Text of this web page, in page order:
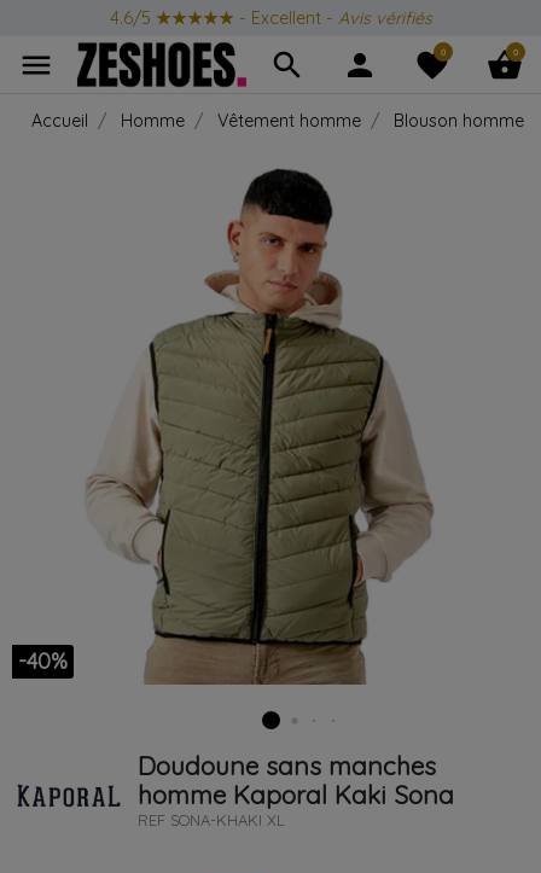
4.6/5 ★★★★★ - Excellent - Avis vérifiés
menu search person favorite
0 shopping_basket
0
Accueil Homme Vêtement homme Blouson homme
-40%
Doudoune sans manches
homme Kaporal Kaki Sona
REF SONA-KHAKI XL